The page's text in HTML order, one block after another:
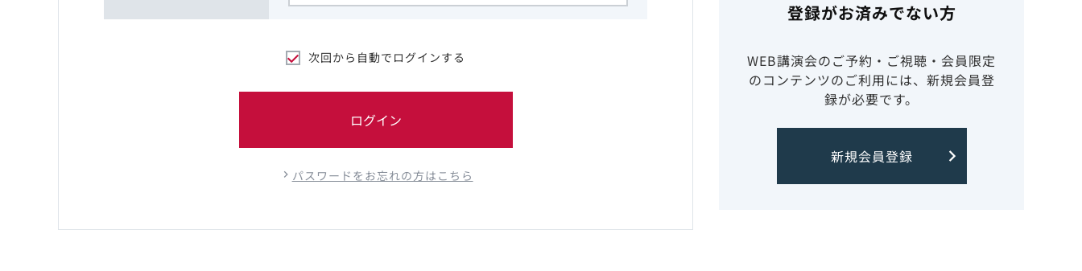
次回から自動でログインする
ログイン
パスワードをお忘れの方はこちら
登録がお済みでない方
WEB講演会のご予約・ご視聴・会員限定
のコンテンツのご利用には、新規会員登
録が必要です。
新規会員登録